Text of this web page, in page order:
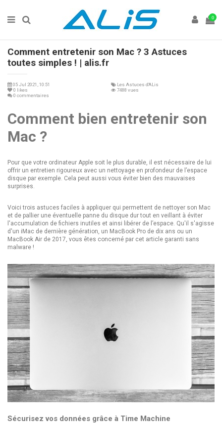
0
Comment entretenir son Mac ? 3 Astuces
toutes simples ! | alis.fr
05 Jul 2021, 10:51
Les Astuces d'ALis
0 likes
7488 vues
0 commentaires
Comment bien entretenir son
Mac ?
Pour que votre ordinateur Apple soit le plus durable, il est nécessaire de lui
offrir un entretien rigoureux avec un nettoyage en profondeur de l’espace
disque par exemple. Cela peut aussi vous éviter bien des mauvaises
surprises.
Voici trois astuces faciles à appliquer qui permettent de nettoyer son Mac
et de pallier une éventuelle panne du disque dur tout en veillant à éviter
l'accumulation de fichiers inutiles et ainsi libérer de l’espace. Qu'il s'agisse
d'un iMac de dernière génération, un MacBook Pro de dix ans ou un
MacBook Air de 2017, vous êtes concerné par cet article garanti sans
malware !
Sécurisez vos données grâce à Time Machine